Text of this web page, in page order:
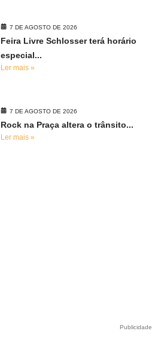
7 DE AGOSTO DE 2026
Feira Livre Schlosser terá horário
especial...
Ler mais »
7 DE AGOSTO DE 2026
Rock na Praça altera o trânsito...
Ler mais »
Publicidade